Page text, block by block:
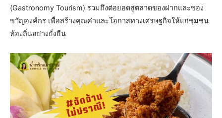
(Gastronomy Tourism) รวมถึงต่อยอดสู่ตลาดของฝากและของ
ขวัญองค์กร เพื่อสร้างคุณค่าและโอกาสทางเศรษฐกิจให้แก่ชุมชน
ท้องถิ่นอย่างยั่งยืน